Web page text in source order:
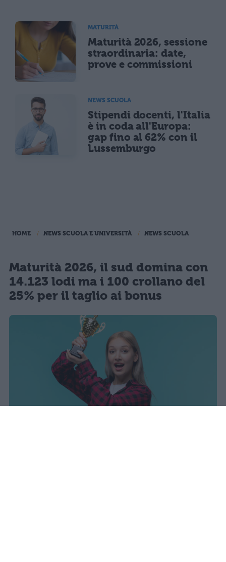
MATURITÀ
Maturità 2026, sessione
straordinaria: date,
prove e commissioni
NEWS SCUOLA
Stipendi docenti, l'Italia
è in coda all'Europa:
gap fino al 62% con il
Lussemburgo
HOME NEWS SCUOLA E UNIVERSITÀ NEWS SCUOLA
Maturità 2026, il sud domina con
14.123 lodi ma i 100 crollano del
25% per il taglio ai bonus